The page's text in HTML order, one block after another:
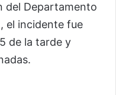
del Departamento
el incidente fue
de la tarde y